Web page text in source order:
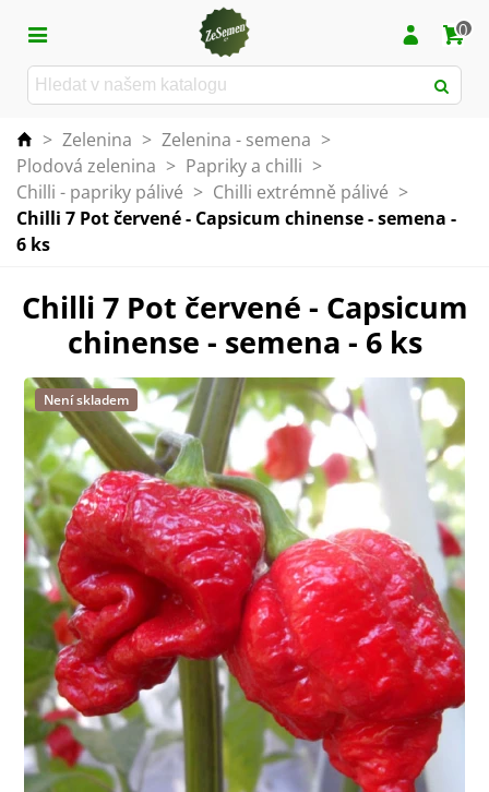
0
> Zelenina > Zelenina - semena >
Plodová zelenina > Papriky a chilli >
Chilli - papriky pálivé > Chilli extrémně pálivé >
Chilli 7 Pot červené - Capsicum chinense - semena -
6 ks
Chilli 7 Pot červené - Capsicum
chinense - semena - 6 ks
Není skladem